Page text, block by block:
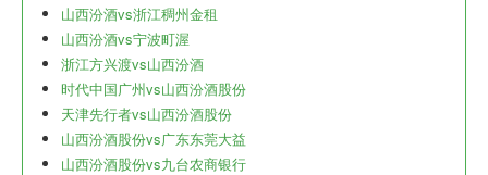
山西汾酒vs浙江稠州金租
山西汾酒vs宁波町渥
浙江方兴渡vs山西汾酒
时代中国广州vs山西汾酒股份
天津先行者vs山西汾酒股份
山西汾酒股份vs广东东莞大益
山西汾酒股份vs九台农商银行